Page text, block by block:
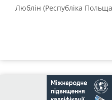
Люблін (Республіка